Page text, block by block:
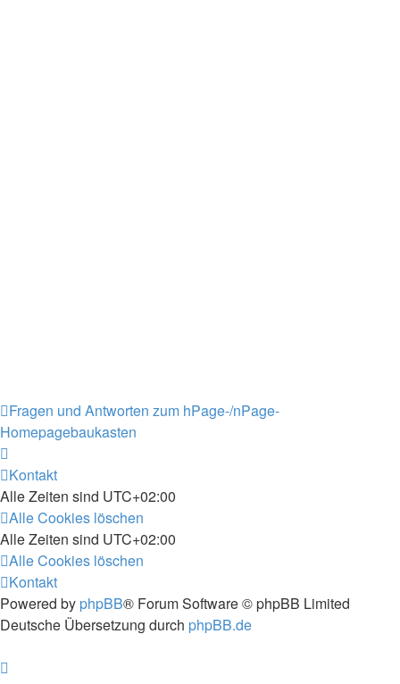
Fragen und Antworten zum hPage-/nPage-
Homepagebaukasten
Kontakt
Alle Zeiten sind UTC+02:00
Alle Cookies löschen
Alle Zeiten sind UTC+02:00
Alle Cookies löschen
Kontakt
Powered by phpBB® Forum Software © phpBB Limited
Deutsche Übersetzung durch phpBB.de